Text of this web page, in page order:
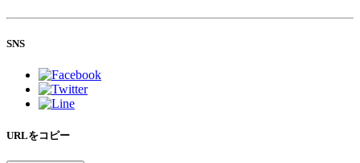
SNS
URLをコピー